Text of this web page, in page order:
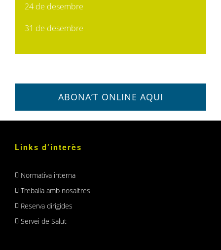
24 de desembre
31 de desembre
ABONA’T ONLINE AQUI
Links d’interès
Normativa interna
Treballa amb nosaltres
Reserva dirigides
Servei de Salut